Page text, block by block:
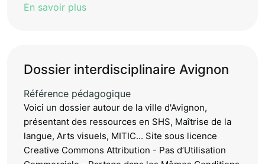
En savoir plus
Dossier interdisciplinaire Avignon
Référence pédagogique
Voici un dossier autour de la ville d'Avignon,
présentant des ressources en SHS, Maîtrise de la
langue, Arts visuels, MITIC... Site sous licence
Creative Commons Attribution - Pas d’Utilisation